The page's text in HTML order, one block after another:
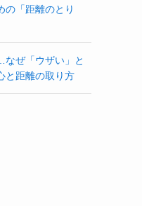
の「距離のとり
ぜ「ウザい」と
と距離の取り方